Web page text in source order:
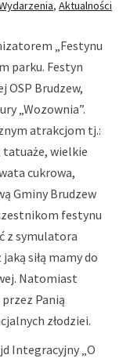
, Aktualności
„Festynu
parku. Festyn
OSP Brudzew,
„Wozownia”.
atrakcjom tj.:
tatuaże, wielkie
cukrowa,
Gminy Brudzew
festynu
z symulatora
siłą mamy do
Natomiast
Panią
złodziei.
Integracyjny „O